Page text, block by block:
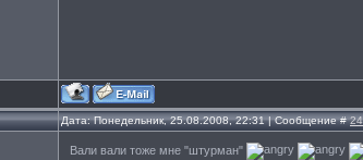
Дата: Понедельник, 25.08.2008, 22:31 | Сообщение #24
Вали вали тоже мне "штурман"